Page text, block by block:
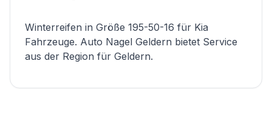
Winterreifen in Größe 195-50-16 für Kia
Fahrzeuge. Auto Nagel Geldern bietet Service
aus der Region für Geldern.